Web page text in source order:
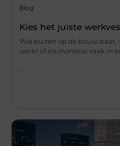
Blog
Kies het juiste
Wie buiten op de bouw
werkt of als monteur vaak in
...